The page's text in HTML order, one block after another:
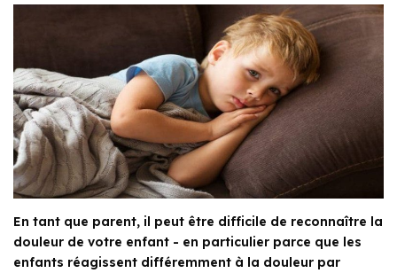
En tant que parent, il peut être difficile de reconnaître la
douleur de votre enfant - en particulier parce que les
enfants réagissent différemment à la douleur par